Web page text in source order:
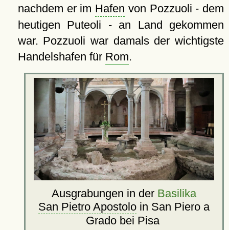
nachdem er im Hafen von Pozzuoli - dem
heutigen Puteoli - an Land gekommen
war. Pozzuoli war damals der wichtigste
Handelshafen für Rom.
Ausgrabungen in der Basilika
San Pietro Apostolo in San Piero a
Grado bei Pisa